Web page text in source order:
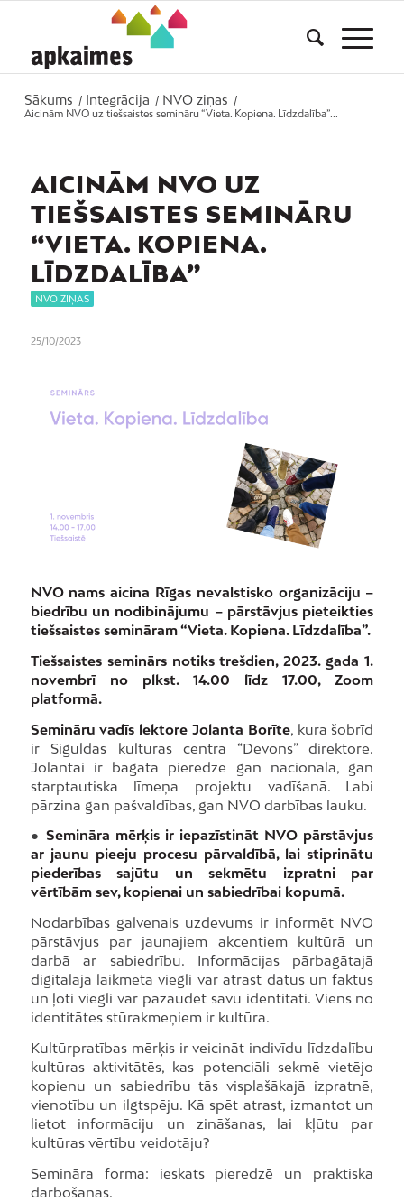
Sākums / Integrācija / NVO ziņas
/
Aicinām NVO uz tiešsaistes semināru “Vieta. Kopiena. Līdzdalība”...
AICINĀM NVO UZ
TIEŠSAISTES SEMINĀRU
“VIETA. KOPIENA.
LĪDZDALĪBA”
NVO ZIŅAS
25/10/2023
NVO nams aicina Rīgas nevalstisko organizāciju –
biedrību un nodibinājumu – pārstāvjus pieteikties
tiešsaistes semināram “Vieta. Kopiena. Līdzdalība”.
Tiešsaistes seminārs notiks trešdien, 2023. gada 1.
novembrī no plkst. 14.00 līdz 17.00, Zoom
platformā.
Semināru vadīs lektore Jolanta Borīte, kura šobrīd
ir Siguldas kultūras centra “Devons” direktore.
Jolantai ir bagāta pieredze gan nacionāla, gan
starptautiska līmeņa projektu vadīšanā. Labi
pārzina gan pašvaldības, gan NVO darbības lauku.
● Semināra mērķis ir iepazīstināt NVO pārstāvjus
ar jaunu pieeju procesu pārvaldībā, lai stiprinātu
piederības sajūtu un sekmētu izpratni par
vērtībām sev, kopienai un sabiedrībai kopumā.
Nodarbības galvenais uzdevums ir informēt NVO
pārstāvjus par jaunajiem akcentiem kultūrā un
darbā ar sabiedrību. Informācijas pārbagātajā
digitālajā laikmetā viegli var atrast datus un faktus
un ļoti viegli var pazaudēt savu identitāti. Viens no
identitātes stūrakmeņiem ir kultūra.
Kultūrpratības mērķis ir veicināt indivīdu līdzdalību
kultūras aktivitātēs, kas potenciāli sekmē vietējo
kopienu un sabiedrību tās visplašākajā izpratnē,
vienotību un ilgtspēju. Kā spēt atrast, izmantot un
lietot informāciju un zināšanas, lai kļūtu par
kultūras vērtību veidotāju?
Semināra forma: ieskats pieredzē un praktiska
darbošanās.